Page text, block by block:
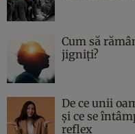
Cum să
jigniți?
De ce unii
și ce se
reflex